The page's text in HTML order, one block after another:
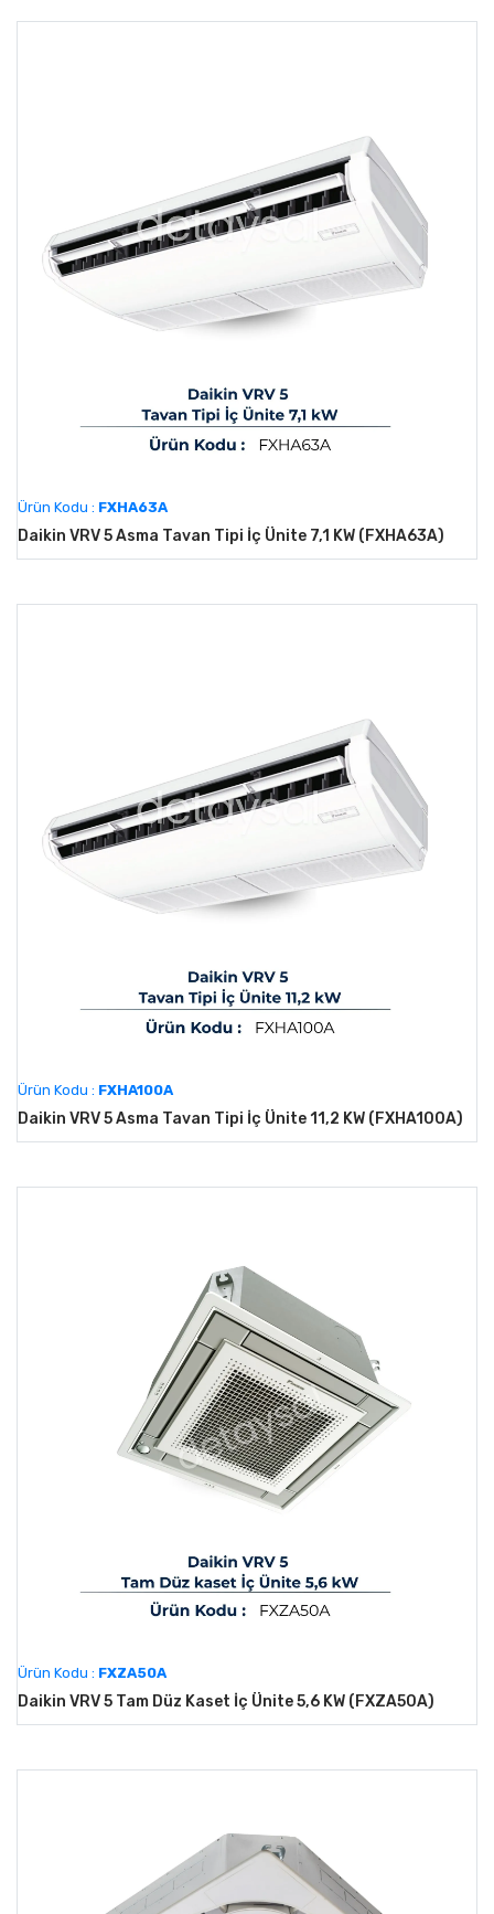
Ürün Kodu : FXHA63A
Daikin VRV 5 Asma Tavan Tipi İç Ünite 7,1 KW (FXHA63A)
Ürün Kodu : FXHA100A
Daikin VRV 5 Asma Tavan Tipi İç Ünite 11,2 KW (FXHA100A)
Ürün Kodu : FXZA50A
Daikin VRV 5 Tam Düz Kaset İç Ünite 5,6 KW (FXZA50A)